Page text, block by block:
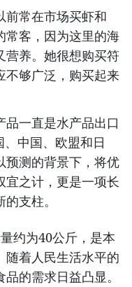
前常在市场买虾和
常客，因为这里的海
营养。她很想购买符
不够广泛，购买起来
一直是水产品出口
中国、欧盟和日
预测的背景下，将优
宜之计，更是一项长
支柱。
约为40公斤，是本
随着人民生活水平的
的需求日益凸显。